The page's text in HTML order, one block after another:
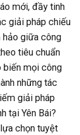
mới, đầy tinh
giải pháp chiếu
hảo giữa công
tiêu chuẩn
biến mọi công
những tác
giải pháp
tại Yên Bái?
chọn tuyệt